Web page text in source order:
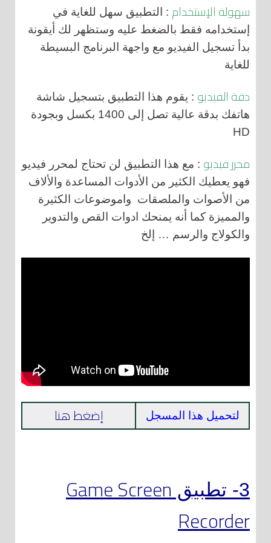
سهولة الإستخدام : التطبيق سهل للغاية في
إستخدامه فقط بالضغط عليه وستظهر لك أيقونة
بدأ تسجيل الفيديو مع واجهة البرنامج البسيطة
للغاية
دقة الفيديو : يقوم هذا التطبيق بتسجيل شاشة
هاتفك بدقة عالية تصل إلى 1400 بكسل وبجودة
HD
محرر فيديو : مع هذا التطبيق لن تحتاج لمحرر فيديو
فهو يعطيك الكثير من الأدوات المساعدة والألاف
من الأصوات والملصقات واموضوعات الكثيرة
والمميزة كما أنه يمنحك ادوات القص والتدوير
والكولاج والرسم … إلخ
لتحميل هذا المسجل إضغط هنا
3- تطبيق
Game Screen
Recorder